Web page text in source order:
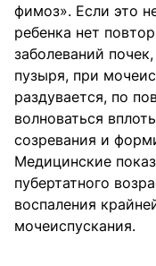
фимоз». Если это
ребенка нет
заболеваний
пузыря, при
раздувается, по
волноваться
созревания и
Медицинские
пубертатного
воспаления
мочеиспускания.